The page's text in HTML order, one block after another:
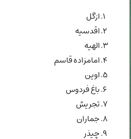
ازگل
اقدسیه
الهيه
امامزاده قاسم
اوین
باغ فردوس
تجریش
جماران
چیذر